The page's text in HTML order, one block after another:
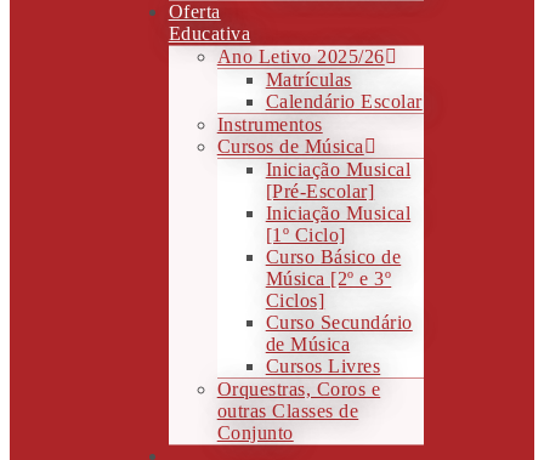
Oferta
Educativa
Ano Letivo 2025/26
Matrículas
Calendário Escolar
Instrumentos
Cursos de Música
Iniciação Musical
[Pré-Escolar]
Iniciação Musical
[1º Ciclo]
Curso Básico de
Música [2º e 3º
Ciclos]
Curso Secundário
de Música
Cursos Livres
Orquestras, Coros e
outras Classes de
Conjunto